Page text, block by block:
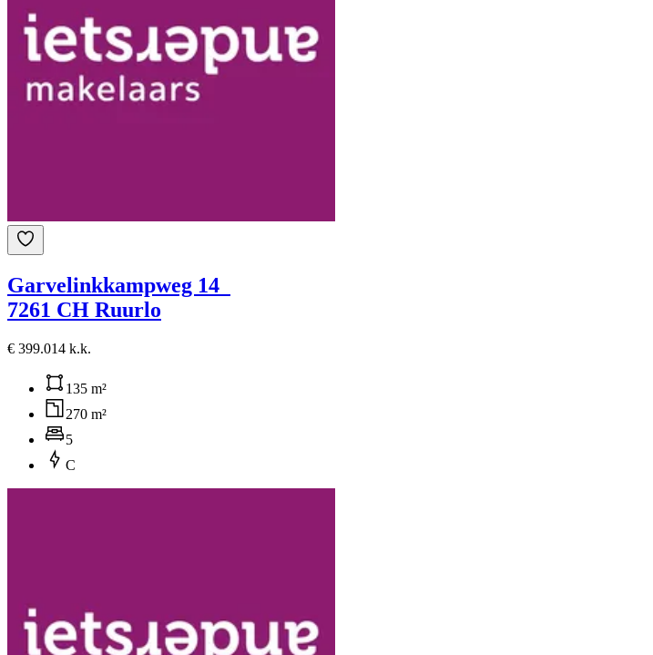
Garvelinkkampweg 14
7261 CH Ruurlo
€ 399.014 k.k.
135 m²
270 m²
5
C